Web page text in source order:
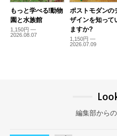
もっと学べる!動物
園と水族館
1,150円 —
2026.08.07
ポストモダンの
ザインを知って
ますか?
1,150円 —
2026.07.09
編集部から